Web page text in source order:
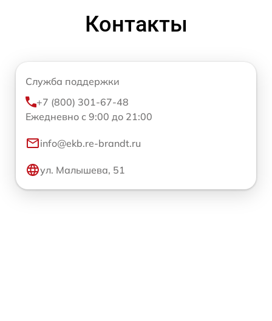
Контакты
Служба поддержки
+7 (800) 301-67-48
Ежедневно с 9:00 до 21:00
info@ekb.re-brandt.ru
ул. Малышева, 51